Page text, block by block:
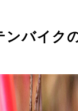
ンバイク